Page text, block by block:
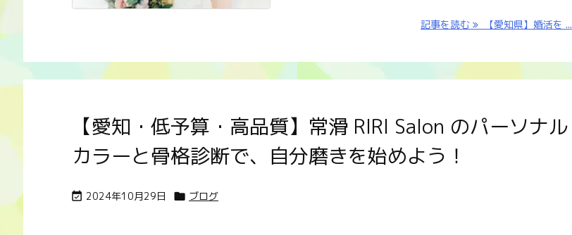
記事を読む 【愛知県】婚活を ...
【愛知・低予算・高品質】常滑 RIRI Salon のパーソナル
カラーと骨格診断で、自分磨きを始めよう！
 2024年10月29日  ブログ